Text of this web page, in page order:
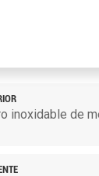
inoxidable de